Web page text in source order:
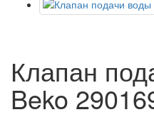
Клапан
Beko